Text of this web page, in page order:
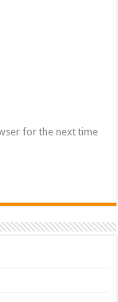
for the next time